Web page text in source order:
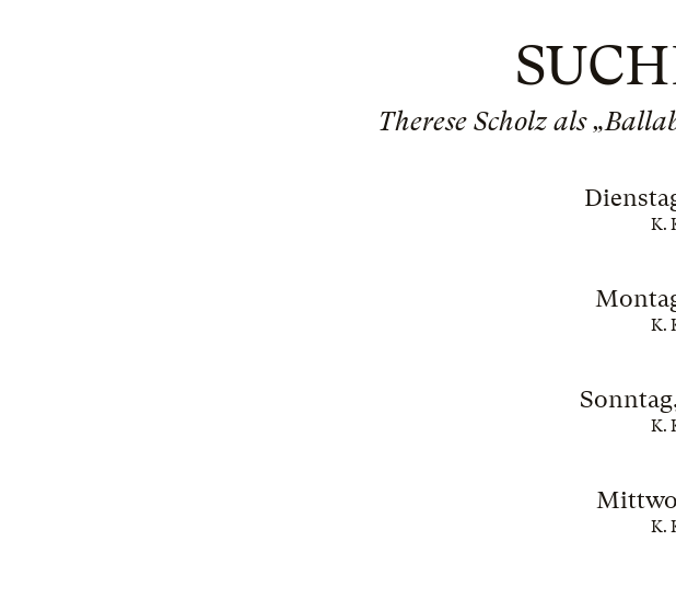
Therese Scholz als
K.
K.
K.
K.